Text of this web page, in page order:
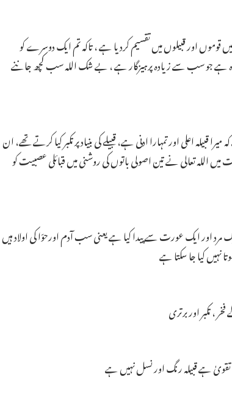
اور قبیلوں میں تقسیم کردیا ہے ، تاکہ تم ایک دوسرے کو
جو سب سے زیادہ پرہیزگار ہے ، بے شک اللہ سب کچھ جاننے
قبیلہ اعلی اور تمہارا ادنی ہے، قبیلے کی بنیاد پر تکبر کیا کرتے تھے، ان
اللہ تعالی نے تین اصولی باتوں کی روشنی میں قبائلی عصبیت کو
اور ایک عورت سے پیدا کیا ہے یعنی سب آدم اورحوّا کی اولاد ہیں
کیا جا سکتا ہے ـ
تکبر اور برتری ـ
ہے قبیلہ رنگ اور نسل نہیں ہے ـ